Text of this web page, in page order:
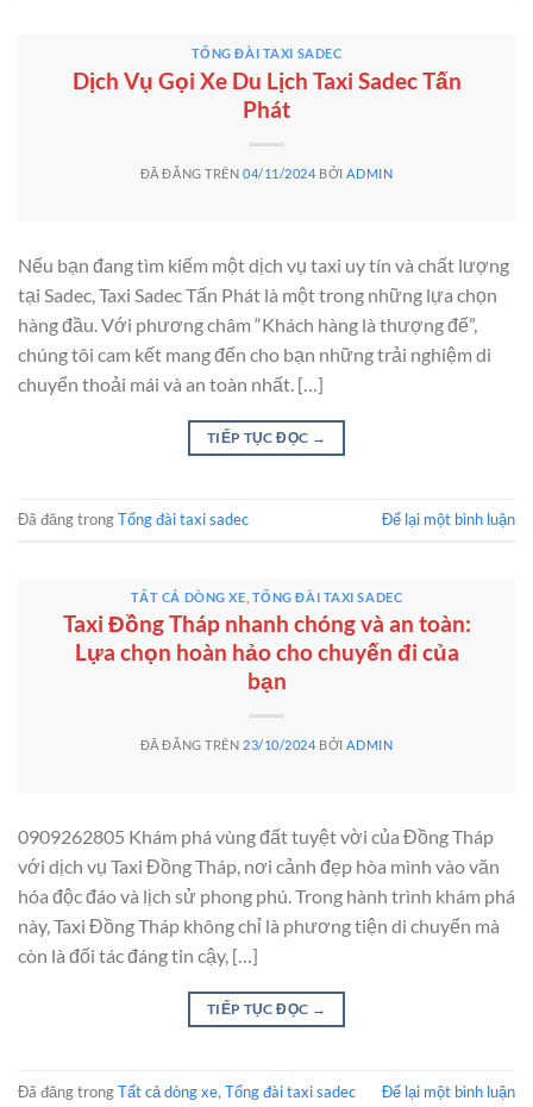
TỔNG ĐÀI TAXI SADEC
Dịch Vụ Gọi Xe Du Lịch Taxi Sadec Tấn
Phát
ĐÃ ĐĂNG TRÊN04/11/2024 BỞI ADMIN
Nếu bạn đang tìm kiếm một dịch vụ taxi uy tín và chất lượng
tại Sadec, Taxi Sadec Tấn Phát là một trong những lựa chọn
hàng đầu. Với phương châm “Khách hàng là thượng đế”,
chúng tôi cam kết mang đến cho bạn những trải nghiệm di
chuyển thoải mái và an toàn nhất. […]
TIẾP TỤC ĐỌC →
Đã đăng trongTổng đài taxi sadec Để lại một bình luận
TẤT CẢ DÒNG XE TỔNG ĐÀI TAXI SADEC
Taxi Đồng Tháp nhanh chóng và an toàn:
Lựa chọn hoàn hảo cho chuyến đi của
bạn
ĐÃ ĐĂNG TRÊN 23/10/2024 BỞIADMIN
0909262805 Khám phá vùng đất tuyệt vời của Đồng Tháp
với dịch vụ Taxi Đồng Tháp, nơi cảnh đẹp hòa mình vào văn
hóa độc đáo và lịch sử phong phú. Trong hành trình khám phá
này, Taxi Đồng Tháp không chỉ là phương tiện di chuyển mà
còn là đối tác đáng tin cậy, […]
TIẾP TỤC ĐỌC →
Đã đăng trongTất cả dòng xe, Tổng đài taxi sadec Để lại một bình luận